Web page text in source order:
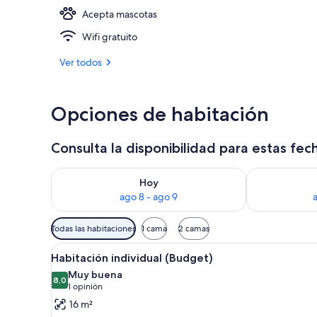
Acepta mascotas
Wifi gratuito
Ver todos
Opciones de habitación
Consulta la disponibilidad para estas
Hoy
ago 8 - ago 9
Consulta la disponibilidad para hoy ago 8 - ago 9
Consulta la
Filtros
disponibles
para
las
habitaciones
Todas las habitaciones 1 cama 2 camas
Ver
todas
las
fotos
Una habitación pequeña y
12
Habitación individual (Budget)
8,08,0 de 10
Muy buena
1 opinión
(1
opinión)
16 m²